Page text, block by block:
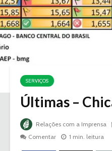
SERVIÇOS
Últimas –
Relações com a Imprensa
Comentar
1 min. leitura